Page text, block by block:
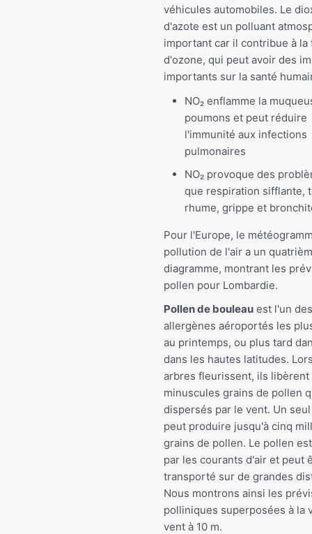
véhicules automobiles. Le
d'azote est un polluant
important car il contribue à la
d'ozone, qui peut avoir des
importants sur la santé
NO₂ enflamme la
poumons et peut réduire
l'immunité aux infections
pulmonaires
NO₂ provoque des
que respiration sifflante,
rhume, grippe et
Pour l'Europe, le
pollution de l'air a un
diagramme, montrant les
pollen pour Lombardie.
Pollen de bouleau est l'un des
allergènes aéroportés les
au printemps, ou plus tard
dans les hautes latitudes.
arbres fleurissent, ils libèrent
minuscules grains de pollen
dispersés par le vent. Un
peut produire jusqu'à cinq
grains de pollen. Le pollen
par les courants d'air et peut
transporté sur de grandes
Nous montrons ainsi les
polliniques superposées à la
vent à 10 m.